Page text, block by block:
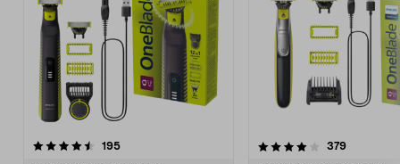
195arvostelut
4.0 viidestä
379arvostelut
3.5 viidestä